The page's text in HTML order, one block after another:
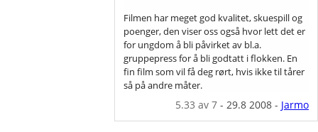
Filmen har meget god kvalitet, skuespill og
poenger, den viser oss også hvor lett det er
for ungdom å bli påvirket av bl.a.
gruppepress for å bli godtatt i flokken. En
fin film som vil få deg rørt, hvis ikke til tårer
så på andre måter.
5.33 av 7- 29.8 2008- Jarmo